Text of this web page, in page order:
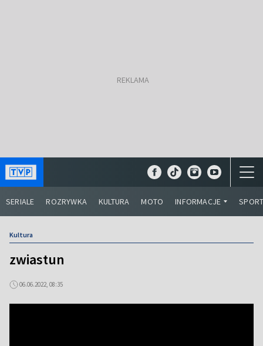
SERIALE ROZRYWKA KULTURA MOTO INFORMACJE
Kultura
zwiastun
06.06.2022, 08:35